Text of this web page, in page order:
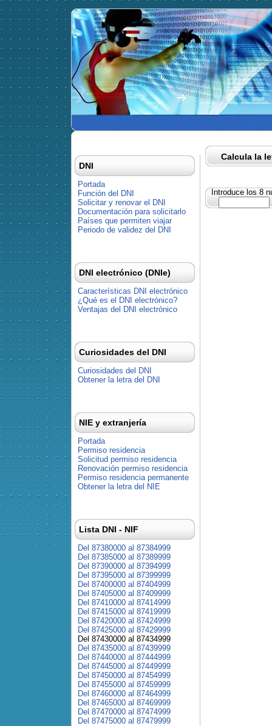
Calcula la
Introduce los 8
DNI
Portada
Función del DNI
Solicitar y renovar el DNI
Documentación para solicitarlo
Países que permiten viajar
Periodo de validez del DNI
DNI electrónico (DNIe)
Características DNI electrónico
¿Qué es el DNI electrónico?
Ventajas del DNI electrónico
Curiosidades del DNI
Curiosidades del DNI
Obtener la letra del DNI
NIE y extranjería
Portada
Permiso residencia
Solicitud permiso residencia
Renovación permiso residencia
Permiso residencia permanente
Obtener la letra del NIE
Lista DNI - NIF
Del 87380000 al 87384999
Del 87385000 al 87389999
Del 87390000 al 87394999
Del 87395000 al 87399999
Del 87400000 al 87404999
Del 87405000 al 87409999
Del 87410000 al 87414999
Del 87415000 al 87419999
Del 87420000 al 87424999
Del 87425000 al 87429999
Del 87430000 al 87434999
Del 87435000 al 87439999
Del 87440000 al 87444999
Del 87445000 al 87449999
Del 87450000 al 87454999
Del 87455000 al 87459999
Del 87460000 al 87464999
Del 87465000 al 87469999
Del 87470000 al 87474999
Del 87475000 al 87479999